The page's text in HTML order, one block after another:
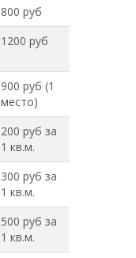
800 руб
1200 руб
900 руб (1
место)
200 руб за
1 кв.м.
300 руб за
1 кв.м.
500 руб за
1 кв.м.